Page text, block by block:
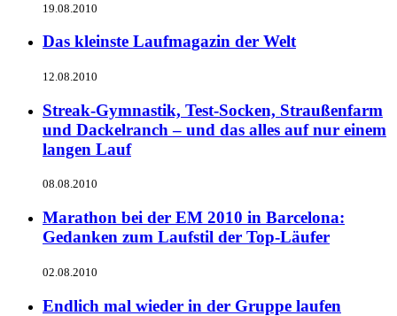
19.08.2010
Das kleinste Laufmagazin der Welt
12.08.2010
Streak-Gymnastik, Test-Socken, Straußenfarm
und Dackelranch – und das alles auf nur einem
langen Lauf
08.08.2010
Marathon bei der EM 2010 in Barcelona:
Gedanken zum Laufstil der Top-Läufer
02.08.2010
Endlich mal wieder in der Gruppe laufen